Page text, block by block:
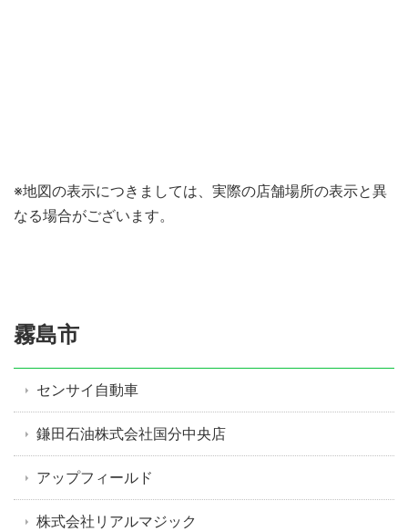
※地図の表示につきましては、実際の店舗場所の表示と異
なる場合がございます。
霧島市
センサイ自動車
鎌田石油株式会社国分中央店
アップフィールド
株式会社リアルマジック